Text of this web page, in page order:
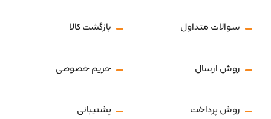
سوالات متداول بازگشت کالا
روش ارسال حریم خصوصی
روش پرداخت پشتیبانی